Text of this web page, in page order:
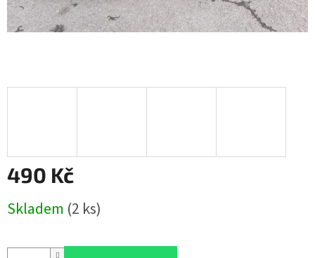
490 Kč
cena:
Skladem (2 ks)